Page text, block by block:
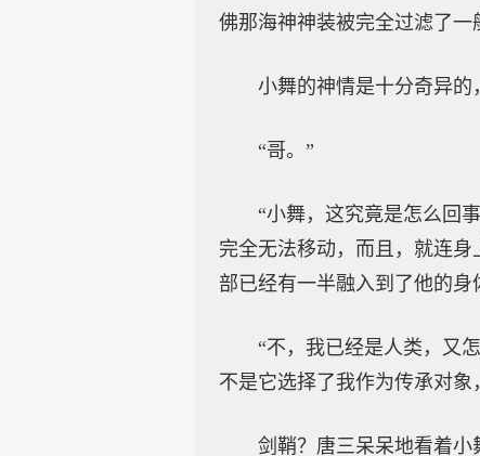
佛那海神神装被完全过滤了一
小舞的神情是十分奇异的
“哥。”
“小舞，这究竟是怎么回
完全无法移动，而且，就连
部已经有一半融入到了他的身
“不，我已经是人类，又
不是它选择了我作为传承对
剑鞘？唐三呆呆地看着